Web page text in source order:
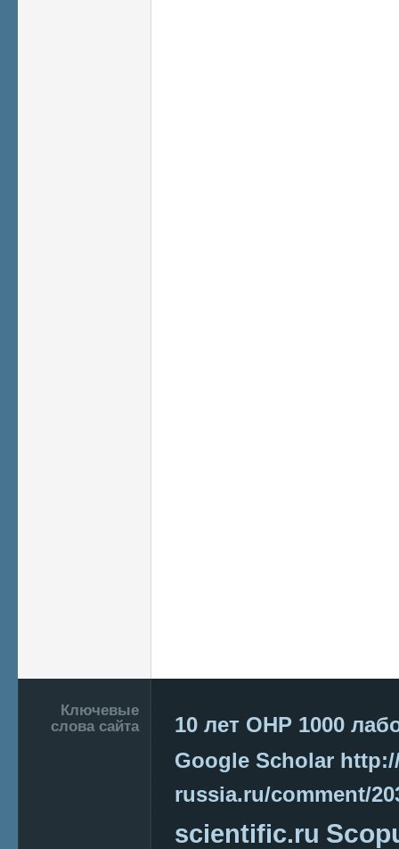
Подвал
Ключевые
слова сайта
10 лет ОНР 1000
Google Scholar
russia.ru/comment/
scientific.ru